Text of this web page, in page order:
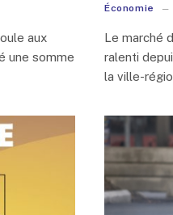
aux
une somme
Économie
Le marché
ralenti
la ville-